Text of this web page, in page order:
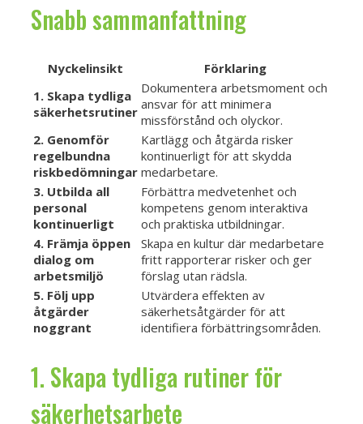
Snabb sammanfattning
Nyckelinsikt
Förklaring
1. Skapa tydliga
säkerhetsrutiner
Dokumentera arbetsmoment och
ansvar för att minimera
missförstånd och olyckor.
2. Genomför
regelbundna
riskbedömningar
Kartlägg och åtgärda risker
kontinuerligt för att skydda
medarbetare.
3. Utbilda all
personal
kontinuerligt
Förbättra medvetenhet och
kompetens genom interaktiva
och praktiska utbildningar.
4. Främja öppen
dialog om
arbetsmiljö
Skapa en kultur där medarbetare
fritt rapporterar risker och ger
förslag utan rädsla.
5. Följ upp
åtgärder
noggrant
Utvärdera effekten av
säkerhetsåtgärder för att
identifiera förbättringsområden.
1. Skapa tydliga rutiner för
säkerhetsarbete